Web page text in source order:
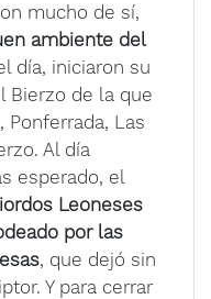
mucho de sí,
ambiente del
día, iniciaron su
Bierzo de la que
Las
Al día
esperado, el
Leoneses
por las
, que dejó sin
Y para cerrar